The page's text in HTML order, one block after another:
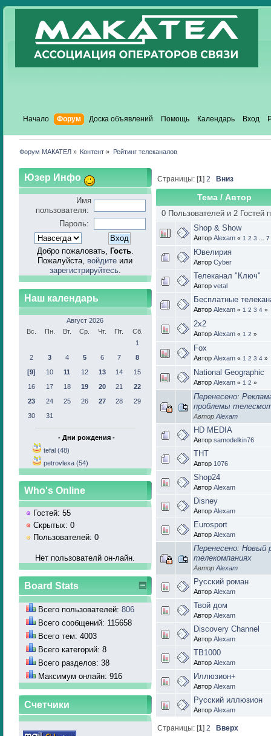
Начало Форум Доска объявлений Помощь Календарь Вход
Форум МАКАТЕЛ » Контент » Рейтинг телеканалов
Юзер Инфо
Имя
пользователя:
Пароль:
Добро пожаловать, Гость.
Пожалуйста, войдите или
зарегистрируйтесь.
Наш календарь
Август 2026
Вс.
Пн. Вт. Ср. Чт. Пт.
Сб.
1
2
3 4 5 6 7
8
[9]
10 11 12 13 14
15
16
17 18 19 20 21
22
23
24 25 26 27 28
29
30
31
- Дни рождения -
tefal (48)
petrovlexa (54)
Who's Online
Гостей: 55
Скрытых: 0
Пользователей: 0
Нет пользователй он-лайн.
Board Stats
Всего пользователей: 806
Всего сообщений: 115658
Всего тем: 4003
Всего категорий: 8
Всего разделов: 38
Максимум онлайн: 916
Счетчики
Страницы: [1]2 Вниз
Тема/ Автор
0 Пользователей и 2 Гостей
Shop & Show
Автор Alexam « 1 2 3 ... 7
Ювелирия
Автор Cyber
Телеканал "Ключ"
Автор vetal
Бесплатные
Автор Alexam « 1 2 3 4»
2x2
Автор Alexam « 1 2 »
Fox
Автор Alexam « 1 2 3 4»
National Geographic
Автор Alexam « 1 2 »
Перенесено:
проблемы
Автор Alexam
HD MEDIA
Автор samodelkin76
ТНТ
Автор 1076
Shop24
Автор Alexam
Disney
Автор Alexam
Eurosport
Автор Alexam
Перенесено: Новый
телекомпаниях
Автор Alexam
Русский роман
Автор Alexam
Твой дом
Автор Alexam
Discovery Channel
Автор Alexam
ТВ1000
Автор Alexam
Иллюзион+
Автор Alexam
Русский иллюзион
Автор Alexam
Страницы: [1]2 Вверх